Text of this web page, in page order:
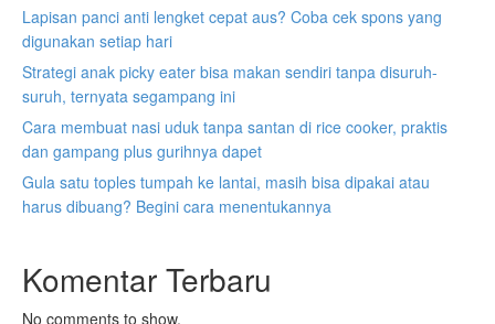
Lapisan panci anti lengket cepat aus? Coba cek spons yang
digunakan setiap hari
Strategi anak picky eater bisa makan sendiri tanpa disuruh-
suruh, ternyata segampang ini
Cara membuat nasi uduk tanpa santan di rice cooker, praktis
dan gampang plus gurihnya dapet
Gula satu toples tumpah ke lantai, masih bisa dipakai atau
harus dibuang? Begini cara menentukannya
Komentar Terbaru
No comments to show.